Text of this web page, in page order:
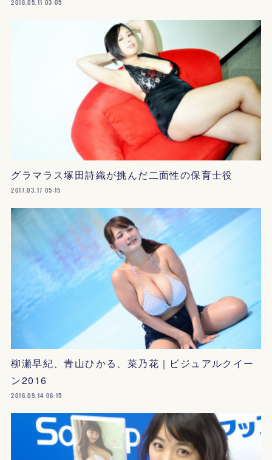
2018.05.11 03:05
グラマラス塚田詩織が挑んだ二面性の保育士役
2017.03.17 05:15
柳瀬早紀、青山ひかる、菜乃花｜ビジュアルクイー
ン2016
2016.09.14 06:15